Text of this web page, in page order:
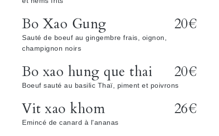
Bo Xao Gung 20€
Sauté de boeuf au gingembre frais, oignon,
champignon noirs
Bo xao hung que thai 20€
Boeuf sauté au basilic Thaï, piment et poivrons
Vit xao khom 26€
Emincé de canard à l'ananas